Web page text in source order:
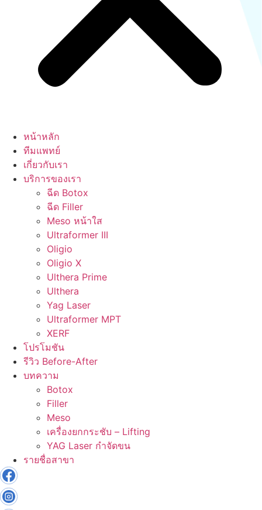
หน้าหลัก
ทีมแพทย์
เกี่ยวกับเรา
บริการของเรา
ฉีด Botox
ฉีด Filler
Meso หน้าใส
Ultraformer III
Oligio
Oligio X
Ulthera Prime
Ulthera
Yag Laser
Ultraformer MPT
XERF
โปรโมชัน
รีวิว Before-After
บทความ
Botox
Filler
Meso
เครื่องยกกระชับ – Lifting
YAG Laser กำจัดขน
รายชื่อสาขา